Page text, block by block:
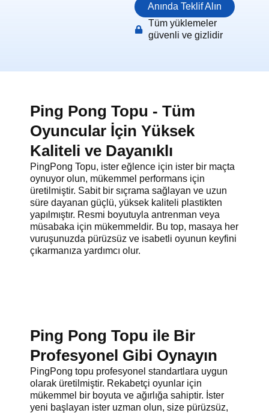
Anında Teklif Alın
Tüm yüklemeler
güvenli ve gizlidir
Ping Pong Topu - Tüm
Oyuncular İçin Yüksek
Kaliteli ve Dayanıklı
PingPong Topu, ister eğlence için ister bir maçta
oynuyor olun, mükemmel performans için
üretilmiştir. Sabit bir sıçrama sağlayan ve uzun
süre dayanan güçlü, yüksek kaliteli plastikten
yapılmıştır. Resmi boyutuyla antrenman veya
müsabaka için mükemmeldir. Bu top, masaya her
vuruşunuzda pürüzsüz ve isabetli oyunun keyfini
çıkarmanıza yardımcı olur.
Ping Pong Topu ile Bir
Profesyonel Gibi Oynayın
PingPong topu profesyonel standartlara uygun
olarak üretilmiştir. Rekabetçi oyunlar için
mükemmel bir boyuta ve ağırlığa sahiptir. İster
yeni başlayan ister uzman olun, size pürüzsüz,